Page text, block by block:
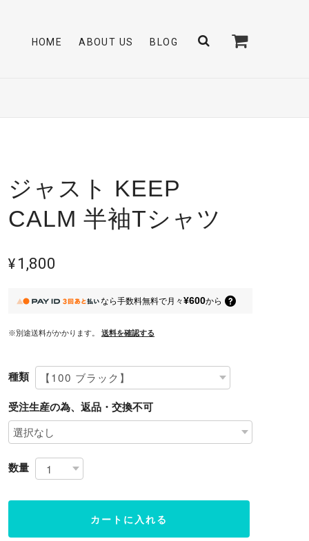
HOME ABOUT US BLOG
ジャスト KEEP
CALM 半袖Tシャツ
¥1,800
なら手数料無料で月々¥600から
※別途送料がかかります。 送料を確認する
種類
受注生産の為、返品・交換不可
数量
カートに入れる